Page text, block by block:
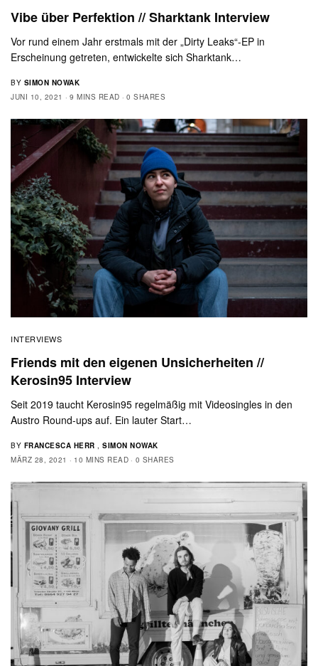
Vibe über Perfektion // Sharktank Interview
Vor rund einem Jahr erstmals mit der „Dirty Leaks“-EP in
Erscheinung getreten, entwickelte sich Sharktank…
BY SIMON NOWAK
JUNI 10, 2021
9 MINS READ 0 SHARES
INTERVIEWS
Friends mit den eigenen Unsicherheiten //
Kerosin95 Interview
Seit 2019 taucht Kerosin95 regelmäßig mit Videosingles in den
Austro Round-ups auf. Ein lauter Start…
BY FRANCESCA HERR
SIMON NOWAK
MÄRZ 28, 2021
10 MINS READ 0 SHARES